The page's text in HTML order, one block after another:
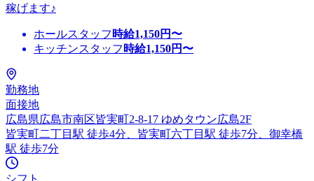
稼げます♪
ホールスタッフ 時給1,150円〜
キッチンスタッフ 時給1,150円〜
勤務地
面接地
広島県広島市南区皆実町2-8-17 ゆめタウン広島2F
皆実町二丁目駅 徒歩4分、皆実町六丁目駅 徒歩7分、御幸橋
駅 徒歩7分
シフト